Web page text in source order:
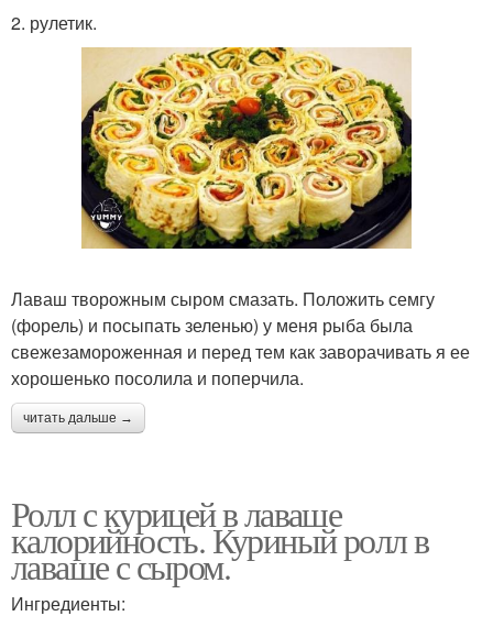
2. рулетик.
Лаваш творожным сыром смазать. Положить семгу
(форель) и посыпать зеленью) у меня рыба была
свежезамороженная и перед тем как заворачивать я ее
хорошенько посолила и поперчила.
читать дальше →
Ролл с курицей в лаваше
калорийность. Куриный ролл в
лаваше с сыром.
Ингредиенты: